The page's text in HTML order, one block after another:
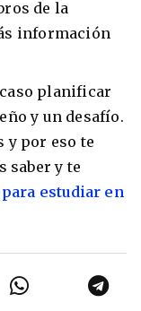
de la
información
planificar
y un desafío.
y por eso te
saber y te
estudiar en